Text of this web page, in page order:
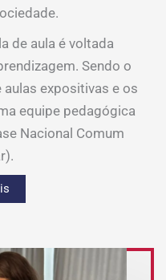
de aula é voltada
Sendo o
expositivas e os
equipe pedagógica
Nacional Comum